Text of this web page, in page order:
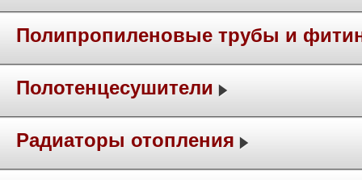
Полипропиленовые трубы и
Полотенцесушители
Радиаторы отопления